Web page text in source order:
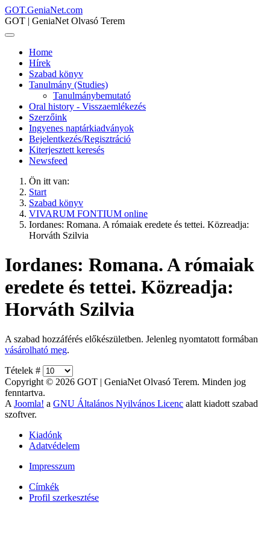
GOT.GeniaNet.com
GOT | GeniaNet Olvasó Terem
Home
Hírek
Szabad könyv
Tanulmány (Studies)
Tanulmánybemutató
Oral history - Visszaemlékezés
Szerzőink
Ingyenes naptárkiadványok
Bejelentkezés/Regisztráció
Kiterjesztett keresés
Newsfeed
Ön itt van:
Start
Szabad könyv
VIVARUM FONTIUM online
Iordanes: Romana. A rómaiak eredete és tettei. Közreadja:
Horváth Szilvia
Iordanes: Romana. A rómaiak
eredete és tettei. Közreadja:
Horváth Szilvia
A szabad hozzáférés előkészületben. Jelenleg nyomtatott formában
vásárolható meg.
Tételek #
Copyright © 2026 GOT | GeniaNet Olvasó Terem. Minden jog
fenntartva.
A Joomla! a GNU Általános Nyilvános Licenc alatt kiadott szabad
szoftver.
Kiadónk
Adatvédelem
Impresszum
Címkék
Profil szerkesztése